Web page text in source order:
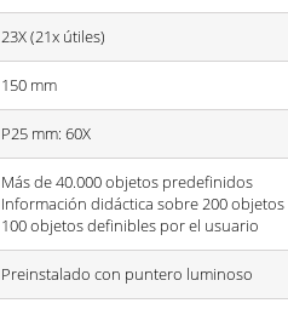
23X (21x útiles)
150 mm
P25 mm: 60X
Más de 40.000 objetos predefinidos
Información didáctica sobre 200 objetos
100 objetos definibles por el usuario
Preinstalado con puntero luminoso